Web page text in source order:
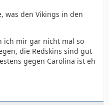
was den Vikings in den
ich mir gar nicht mal so
die Redskins sind gut
gegen Carolina ist eh